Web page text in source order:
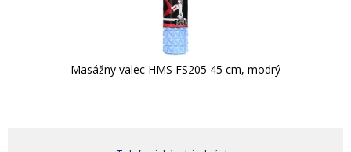
Masážny valec HMS FS205 45 cm, modrý